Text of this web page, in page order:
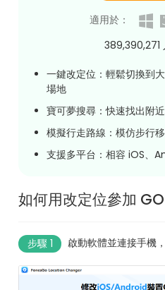
適用於：
389,390,272
一鍵改定位：輕鬆切換到
場地
寶可夢搜尋：快速找出附
模擬行走路線：模仿步行
支援多平台：相容 iOS、
如何用改定位參加
步驟 1 啟動軟體並連接手機